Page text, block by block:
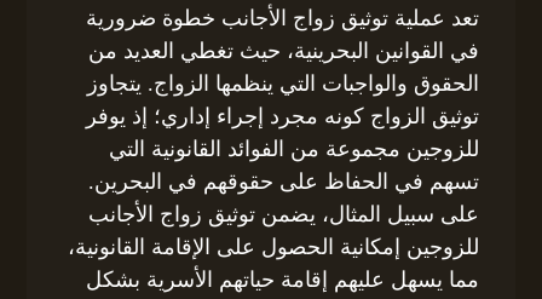
تعد عملية توثيق زواج الأجانب خطوة ضرورية
في القوانين البحرينية، حيث تغطي العديد من
الحقوق والواجبات التي ينظمها الزواج. يتجاوز
توثيق الزواج كونه مجرد إجراء إداري؛ إذ يوفر
للزوجين مجموعة من الفوائد القانونية التي
تسهم في الحفاظ على حقوقهم في البحرين.
على سبيل المثال، يضمن توثيق زواج الأجانب
للزوجين إمكانية الحصول على الإقامة القانونية،
مما يسهل عليهم إقامة حياتهم الأسرية بشكل